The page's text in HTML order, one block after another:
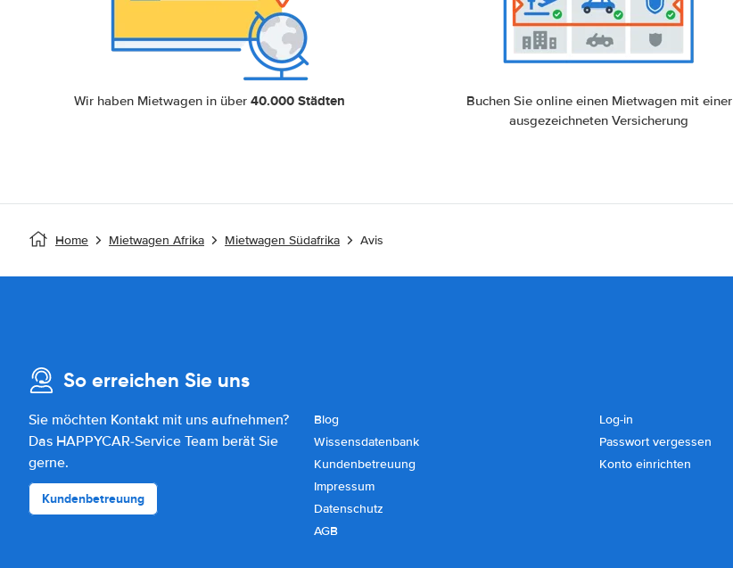
Wir haben Mietwagen in über40.000 Städten
Buchen Sie online einen Mietwagen mit einer
ausgezeichneten Versicherung
Home Mietwagen Afrika Mietwagen Südafrika Avis
So erreichen Sie uns
Sie möchten Kontakt mit uns aufnehmen?
Das HAPPYCAR-Service Team berät Sie
gerne.
Kundenbetreuung
Blog
Wissensdatenbank
Kundenbetreuung
Impressum
Datenschutz
AGB
Log-in
Passwort vergessen
Konto einrichten